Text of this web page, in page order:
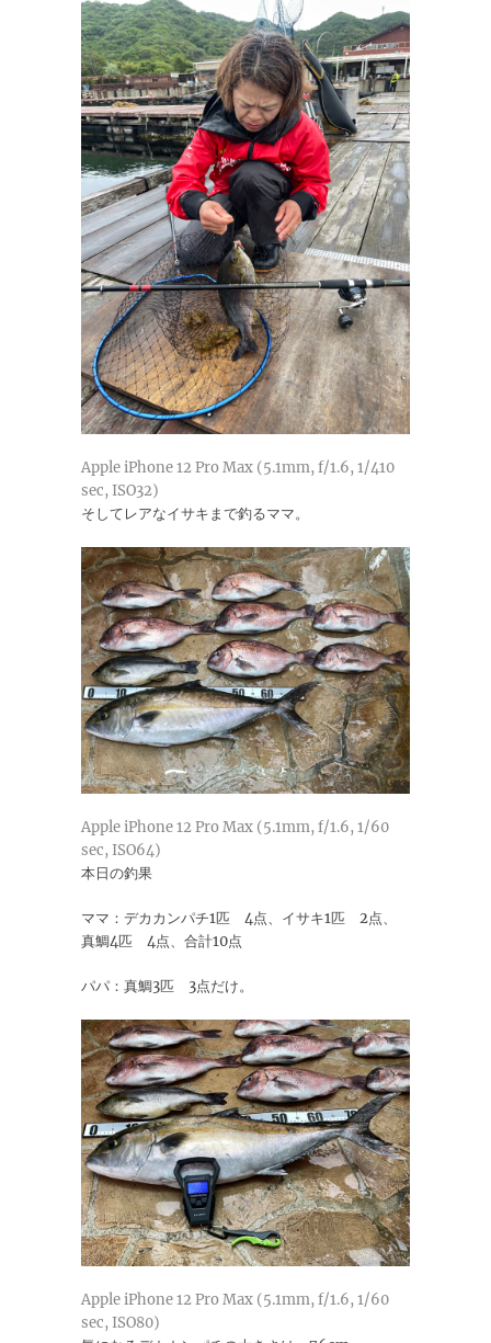
Apple iPhone 12 Pro Max (5.1mm, f/1.6, 1/410
sec, ISO32)
そしてレアなイサキまで釣るママ。
Apple iPhone 12 Pro Max (5.1mm, f/1.6, 1/60
sec, ISO64)
本日の釣果
ママ：デカカンパチ1匹 4点、イサキ1匹 2点、
真鯛4匹 4点、合計10点
パパ：真鯛3匹 3点だけ。
Apple iPhone 12 Pro Max (5.1mm, f/1.6, 1/60
sec, ISO80)